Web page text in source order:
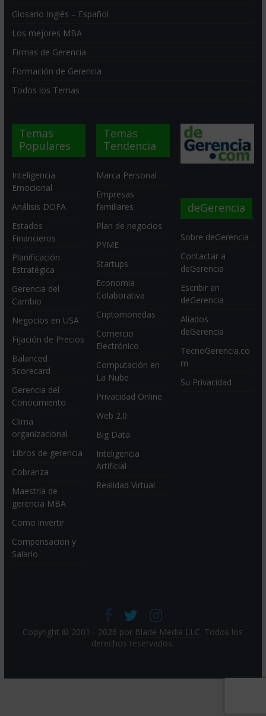
Glosario Inglés – Español
Los mejores MBA
Firmas de Gerencia
Formación de Gerencia
Todos los Temas
Temas
Populares
Inteligencia
Emocional
Análisis DOFA
Estados
Financieros
Planificación
Estratégica
Gerencia del
Cambio
Negocios en USA
Fijación de Precios
Balanced
Scorecard
Gerencia del
Conocimiento
Clima
organizacional
Libros de gerencia
Cobranza
Maestría de
gerencia MBA
Como invertir
Compensacion y
Salario
Temas
Tendencia
Marca Personal
Empresas
familiares
Plan de negocios
PYME
Startups
Economia
Colaborativa
Criptomonedas
Comercio
Electrónico
Computación en
La Nube
Privacidad Online
Web 2.0
Big Data
Inteligencia
Artificial
Realidad Virtual
deGerencia
Sobre deGerencia
Contactar a
deGerencia
Escribir en
deGerencia
Aliados
deGerencia
TecnoGerencia.co
m
Su Privacidad
Copyright © 2001 - 2026 por Blade Media LLC. Todos los
derechos reservados.